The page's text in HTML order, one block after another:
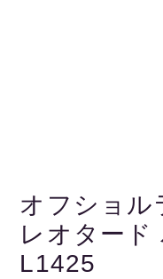
オフショル
レオタード
L1425